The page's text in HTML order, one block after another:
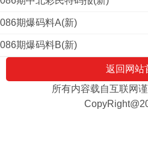
086期爆码料A(新)
086期爆码料B(新)
返回网站
所有内容载自互联网